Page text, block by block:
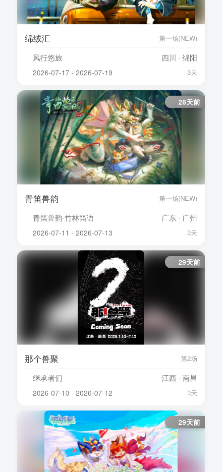
绵绒汇 第一场(NEW)
风行悠旅 四川 · 绵阳
2026-07-17 - 2026-07-19 3天
28天前
青笛兽韵 第一场(NEW)
青笛兽韵·竹林笛语 广东 · 广州
2026-07-11 - 2026-07-13 3天
29天前
那个兽聚 第2场
继承者们 江西 · 南昌
2026-07-10 - 2026-07-12 3天
29天前